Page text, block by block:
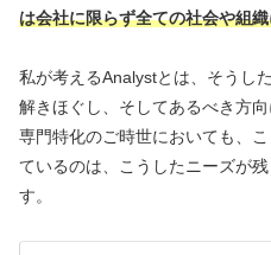
は会社に限らず全ての社会や組
私が考えるAnalystとは、そうし
解きほぐし、そしてあるべき方
専門特化のご時世においても、
ているのは、こうしたニーズが
す。